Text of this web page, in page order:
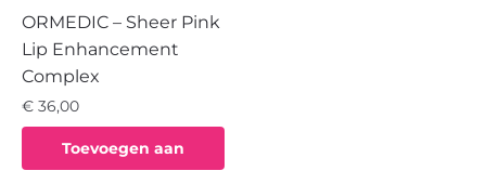
ORMEDIC – Sheer Pink
Lip Enhancement
Complex
€ 36,00
Toevoegen aan